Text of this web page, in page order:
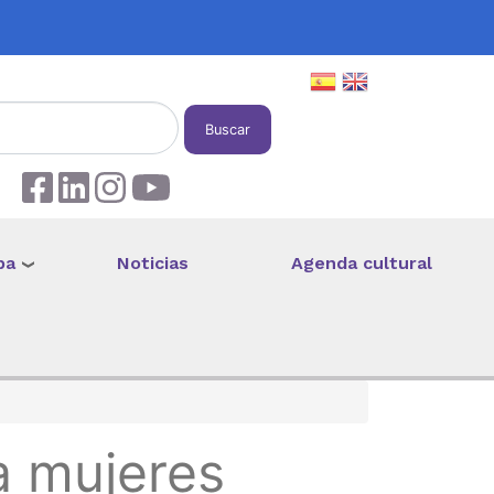
Buscar
Noticias Agenda cultural
mujeres